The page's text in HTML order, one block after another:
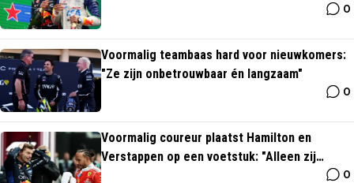
0
Voormalig teambaas hard voor nieuwkomers:
"Ze zijn onbetrouwbaar én langzaam"
0
Voormalig coureur plaatst Hamilton en
Verstappen op een voetstuk: "Alleen zij
0